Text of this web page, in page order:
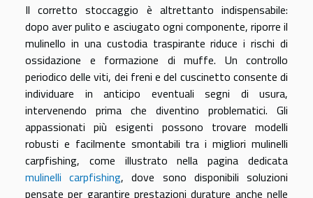
Il corretto stoccaggio è altrettanto indispensabile:
dopo aver pulito e asciugato ogni componente, riporre il
mulinello in una custodia traspirante riduce i rischi di
ossidazione e formazione di muffe. Un controllo
periodico delle viti, dei freni e del cuscinetto consente di
individuare in anticipo eventuali segni di usura,
intervenendo prima che diventino problematici. Gli
appassionati più esigenti possono trovare modelli
robusti e facilmente smontabili tra i migliori mulinelli
carpfishing, come illustrato nella pagina dedicata
mulinelli carpfishing, dove sono disponibili soluzioni
pensate per garantire prestazioni durature anche nelle